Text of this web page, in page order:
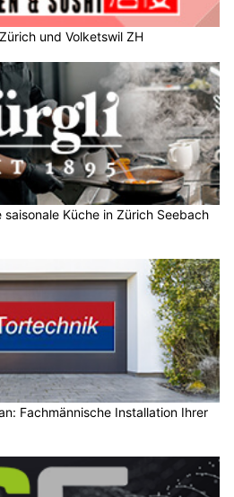
und Volketswil ZH
Küche in Zürich Seebach
Fachmännische Installation Ihrer